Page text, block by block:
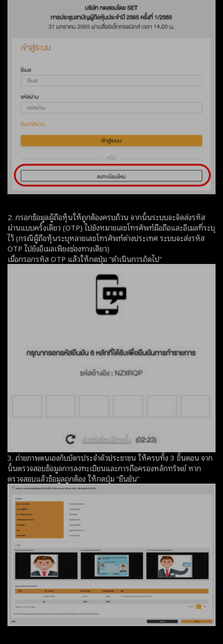
2. กรอกข้อมูลผู้ถือหุ้นให้ถูกต้องครบถ้วน จากนั้นระบบจะจัดส่งรหัส
ผ่านแบบครั้งเดียว (OTP) ไปยังหมายเลขโทรศัพท์มือถือและอีเมลที่ระบุ
ไว้ (กรณีผู้ถือหุ้นระบุหลายเลขโทรศัพท์ต่างประเทศ ระบบจะส่งรหัส
OTP ไปยังอีเมลเพียงช่องทางเดียว)
เมื่อกรอกรหัส OTP แล้วให้กดปุ่ม “ดำเนินการถัดไป”
3. ถ่ายภาพตนเองกับบัตรประจำตัวประชาชน ให้ครบทั้ง 3 ขั้นตอน จาก
นั้นตรวจสอบข้อมูลการลงทะเบียนและการถือครองหลักทรัพย์ หาก
ตรวจสอบแล้วข้อมูลถูกต้อง ให้กดปุ่ม “ยืนยัน”